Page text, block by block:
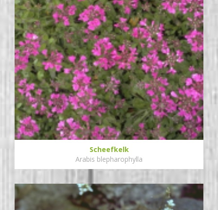
Scheefkelk
Arabis blepharophylla